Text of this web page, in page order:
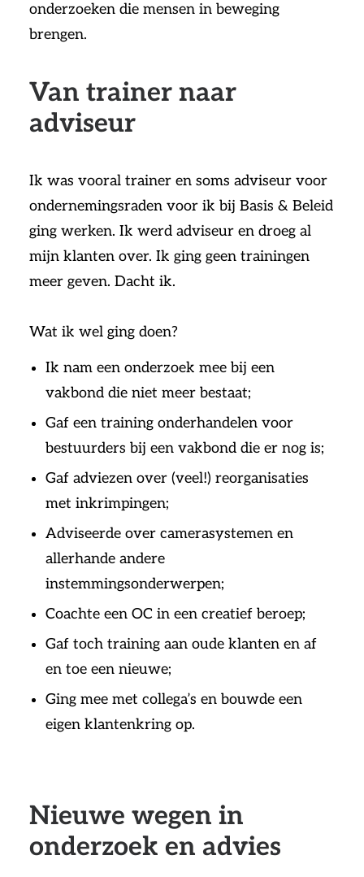
onderzoeken die mensen in beweging
brengen.
Van trainer naar
adviseur
Ik was vooral trainer en soms adviseur voor
ondernemingsraden voor ik bij Basis & Beleid
ging werken. Ik werd adviseur en droeg al
mijn klanten over. Ik ging geen trainingen
meer geven. Dacht ik.
Wat ik wel ging doen?
Ik nam een onderzoek mee bij een
vakbond die niet meer bestaat;
Gaf een training onderhandelen voor
bestuurders bij een vakbond die er nog is;
Gaf adviezen over (veel!) reorganisaties
met inkrimpingen;
Adviseerde over camerasystemen en
allerhande andere
instemmingsonderwerpen;
Coachte een OC in een creatief beroep;
Gaf toch training aan oude klanten en af
en toe een nieuwe;
Ging mee met collega’s en bouwde een
eigen klantenkring op.
Nieuwe wegen in
onderzoek en advies